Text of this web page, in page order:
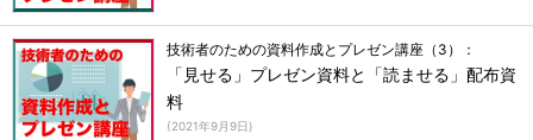
技術者のための資料作成とプレゼン講座（3）：
「見せる」プレゼン資料と「読ませる」配布資
料
(2021年9月9日)